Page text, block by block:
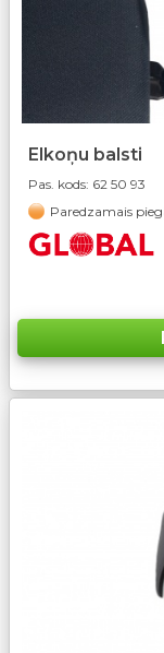
Elkoņu balsti
Pas. kods: 62 50 93
Paredzamais